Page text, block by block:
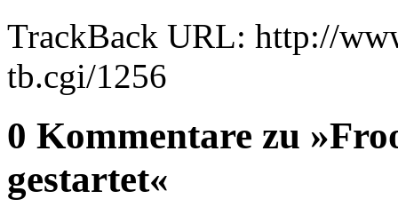
TrackBack URL: http://
tb.cgi/1256
0 Kommentare zu
gestartet«